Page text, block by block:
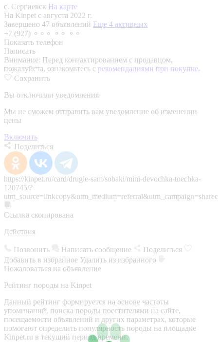
с. Сергиевск На карте
На Kinpet c августа 2022 г.
Завершено 47 объявлений Еще 4 активных
+7 (927) ⚬⚬⚬ ⚬⚬ ⚬⚬
Показать телефон
Написать
Внимание: Перед контактированием с продавцом,
пожалуйста, ознакомьтесь с рекомендациями при покупке.
Сохранить
Вы отключили уведомления
Мы не сможем отправить вам уведомление об изменении
цены
Включить
Поделиться
https://kinpet.ru/card/drugie-sam/sobaki/mini-devochka-toechka-
120745/?
Ссылка скопирована
Действия
Позвонить Написать сообщение
Поделиться
Добавить в избранное Удалить из избранного
Пожаловаться на объявление
Рейтинг породы на Kinpet
Данный рейтинг формируется на основе частоты
упоминаний, поиска породы посетителями на сайте,
посещаемости объявлений и других параметрах, которые
помогают определить популярность породы на площадке
Kinpet.ru в текущий период времени.